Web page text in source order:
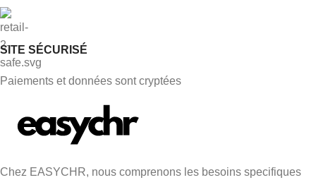
SITE SÉCURISÉ
Paiements et données sont cryptées
Chez EASYCHR, nous comprenons les besoins specifiques